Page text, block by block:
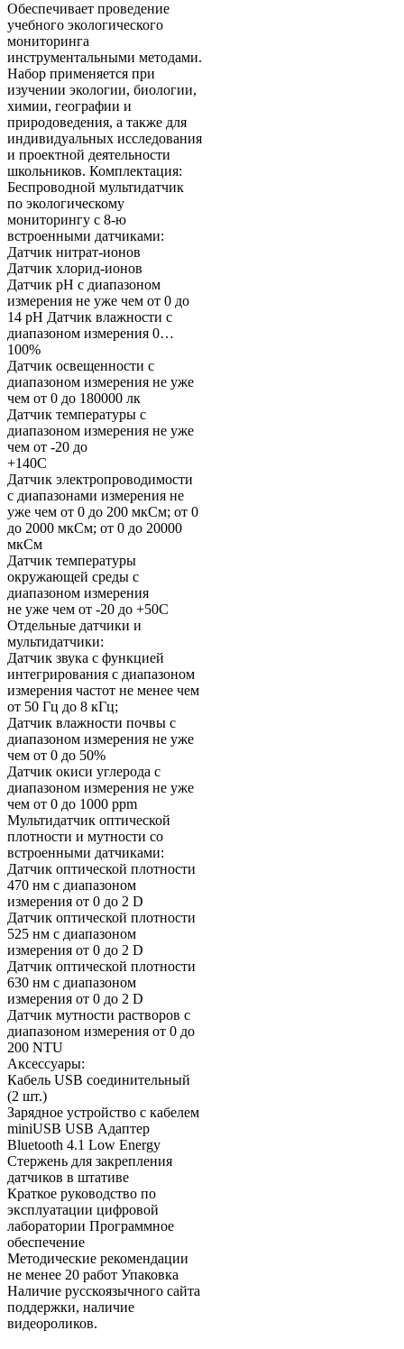
Обеспечивает проведение
учебного экологического
мониторинга
инструментальными методами.
Набор применяется при
изучении экологии, биологии,
химии, географии и
природоведения, а также для
индивидуальных исследования
и проектной деятельности
школьников. Комплектация:
Беспроводной мультидатчик
по экологическому
мониторингу с 8-ю
встроенными датчиками:
Датчик нитрат-ионов
Датчик хлорид-ионов
Датчик рН с диапазоном
измерения не уже чем от 0 до
14 pH Датчик влажности с
диапазоном измерения 0…
100%
Датчик освещенности с
диапазоном измерения не уже
чем от 0 до 180000 лк
Датчик температуры с
диапазоном измерения не уже
чем от -20 до
+140С
Датчик электропроводимости
с диапазонами измерения не
уже чем от 0 до 200 мкСм; от 0
до 2000 мкСм; от 0 до 20000
мкСм
Датчик температуры
окружающей среды с
диапазоном измерения
не уже чем от -20 до +50С
Отдельные датчики и
мультидатчики:
Датчик звука с функцией
интегрирования с диапазоном
измерения частот не менее чем
от 50 Гц до 8 кГц;
Датчик влажности почвы с
диапазоном измерения не уже
чем от 0 до 50%
Датчик окиси углерода с
диапазоном измерения не уже
чем от 0 до 1000 ppm
Мультидатчик оптической
плотности и мутности со
встроенными датчиками:
Датчик оптической плотности
470 нм с диапазоном
измерения от 0 до 2 D
Датчик оптической плотности
525 нм с диапазоном
измерения от 0 до 2 D
Датчик оптической плотности
630 нм с диапазоном
измерения от 0 до 2 D
Датчик мутности растворов с
диапазоном измерения от 0 до
200 NTU
Аксессуары:
Кабель USB соединительный
(2 шт.)
Зарядное устройство с кабелем
miniUSB USB Адаптер
Bluetooth 4.1 Low Energy
Стержень для закрепления
датчиков в штативе
Краткое руководство по
эксплуатации цифровой
лаборатории Программное
обеспечение
Методические рекомендации
не менее 20 работ Упаковка
Наличие русскоязычного сайта
поддержки, наличие
видеороликов.